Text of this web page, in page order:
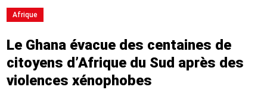
Afrique
Le Ghana évacue des centaines de
citoyens d’Afrique du Sud après des
violences xénophobes